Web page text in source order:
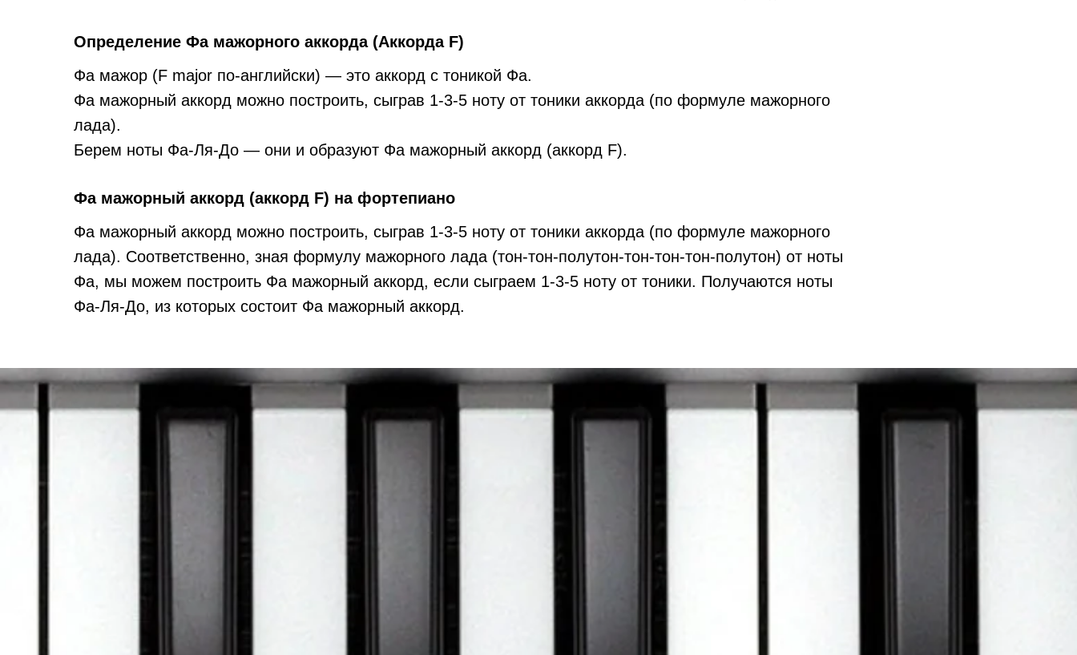
Определение Фа мажорного аккорда (Аккорда F)
Фа мажор (F major по-английски) — это аккорд с тоникой Фа.
Фа мажорный аккорд можно построить, сыграв 1-3-5 ноту от тоники аккорда (по формуле мажорного
лада).
Берем ноты Фа-Ля-До — они и образуют Фа мажорный аккорд (аккорд F).
Фа мажорный аккорд (аккорд F) на фортепиано
Фа мажорный аккорд можно построить, сыграв 1-3-5 ноту от тоники аккорда (по формуле мажорного
лада). Соответственно, зная формулу мажорного лада (тон-тон-полутон-тон-тон-тон-полутон) от ноты
Фа, мы можем построить Фа мажорный аккорд, если сыграем 1-3-5 ноту от тоники. Получаются ноты
Фа-Ля-До, из которых состоит Фа мажорный аккорд.